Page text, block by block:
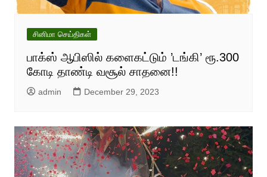
சினிமா செய்திகள்
பாக்ஸ் ஆபிஸில் களைகட்டும் ’டங்கி’ ரூ.300
கோடி தாண்டி வசூல் சாதனை!!
admin December 29, 2023